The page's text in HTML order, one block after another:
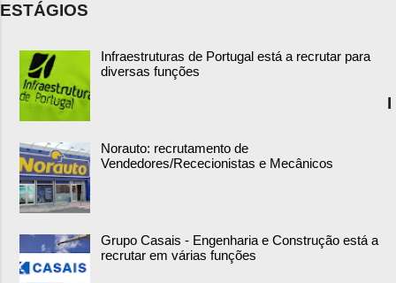
ESTÁGIOS
Infraestruturas de Portugal está a recrutar para
diversas funções
Norauto: recrutamento de
Vendedores/Rececionistas e Mecânicos
Grupo Casais - Engenharia e Construção está a
recrutar em várias funções
I